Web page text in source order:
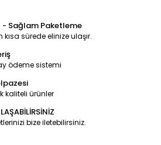
- Sağlam Paketleme
kısa sürede elinize ulaşır.
ödeme sistemi
kaliteli ürünler
bize iletebilirsiniz.